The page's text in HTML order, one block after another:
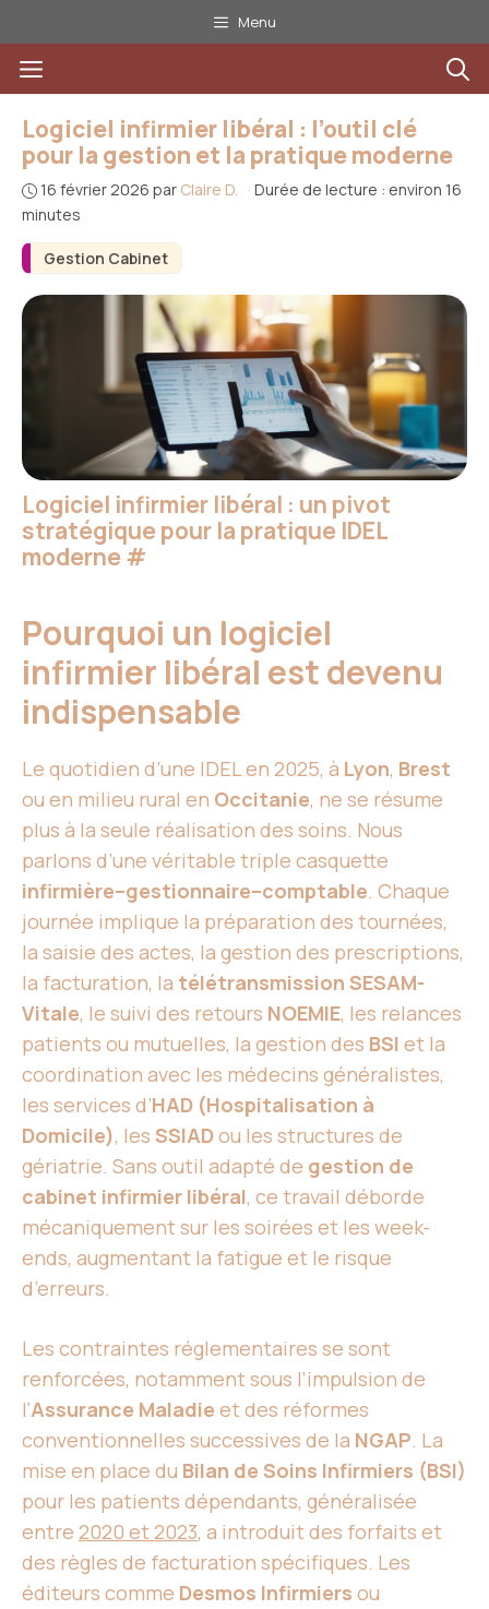
au
contenu
Menu
Menu
Gestion Cabinet
Logiciel infirmier libéral : l’outil clé
pour la gestion et la pratique moderne
16 février 2026 par Claire D. · Durée de lecture : environ 16
minutes
Logiciel infirmier libéral : un pivot
stratégique pour la pratique IDEL
moderne#
Pourquoi un logiciel
infirmier libéral est devenu
indispensable
Le quotidien d’une IDEL en 2025, à Lyon, Brest
ou en milieu rural en Occitanie, ne se résume
plus à la seule réalisation des soins. Nous
parlons d’une véritable triple casquette
infirmière–gestionnaire–comptable. Chaque
journée implique la préparation des tournées,
la saisie des actes, la gestion des prescriptions,
la facturation, la télétransmission SESAM-
Vitale, le suivi des retours NOEMIE, les relances
patients ou mutuelles, la gestion des BSI et la
coordination avec les médecins généralistes,
les services d’HAD (Hospitalisation à
Domicile), les SSIADou les structures de
gériatrie. Sans outil adapté de gestion de
cabinet infirmier libéral, ce travail déborde
mécaniquement sur les soirées et les week-
ends, augmentant la fatigue et le risque
d’erreurs.
Les contraintes réglementaires se sont
renforcées, notamment sous l’impulsion de
l’Assurance Maladie et des réformes
conventionnelles successives de la NGAP. La
mise en place du Bilan de Soins Infirmiers (BSI)
pour les patients dépendants, généralisée
entre 2020 et 2023, a introduit des forfaits et
des règles de facturation spécifiques. Les
éditeurs comme Desmos Infirmiers ou